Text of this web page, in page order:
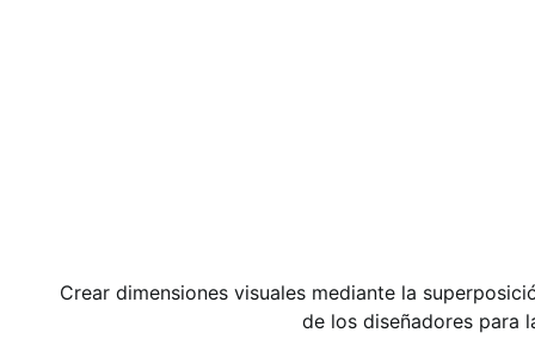
Crear dimensiones visuales mediante la
de los diseñadores para